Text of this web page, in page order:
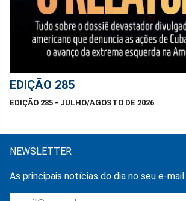
EDIÇÃO 285
EDIÇÃO 285 - JULHO/AGOSTO DE 2026
NEWSLETTER
As principais notícias do dia no seu e-mail.